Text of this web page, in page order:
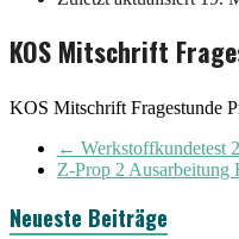
KOS Mitschrift
KOS Mitschrift Fragestunde
← Werkstoffkundetest
Z-Prop 2 Ausarbeitung
Neueste Beiträge